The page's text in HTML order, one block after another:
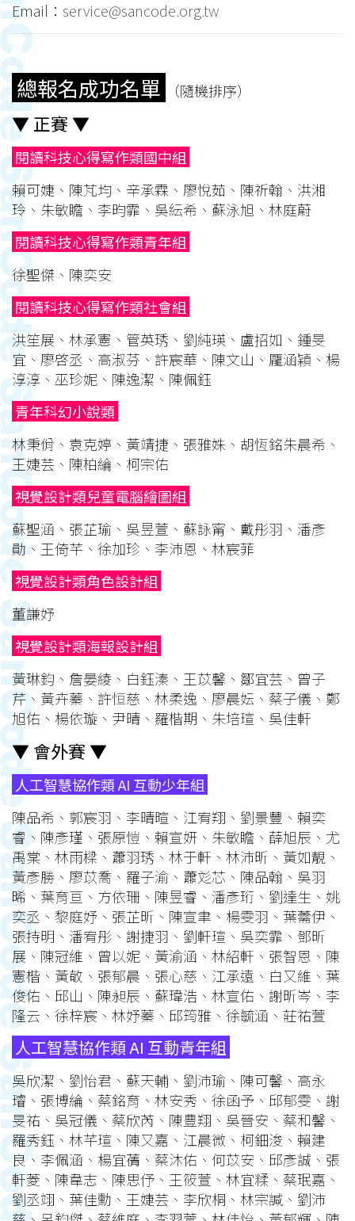
Email： service@sancode.org.tw
總報名成功名單 （隨機排序）
▼ 正賽 ▼
閱讀科技心得寫作類國中組
賴可婕、陳芃均、辛承霖、廖悅茹、陳祈翰、洪湘
玲、朱敏瞻、李昀霏、吳紜希、蘇泳旭、林庭蔚
閱讀科技心得寫作類青年組
徐聖傑、陳奕安
閱讀科技心得寫作類社會組
洪笙展、林承憲、管英琇、劉純瑛、盧招如、鍾旻
宜、廖啓丞、高淑芬、許宸華、陳文山、龎涵穎、楊
淳淳、巫珍妮、陳逸潔、陳佩鈺
青年科幻小說類
林秉佾、袁克婷、黃靖捷、張雅姝、胡恆銘朱晨希、
王婕芸、陳柏綸、柯宗佑
視覺設計類兒童電腦繪圖組
蘇聖涵、張芷瑜、吳昱萱、蘇詠甯、戴彤羽、潘彥
勛、王倚芊、徐加珍、李沛恩、林宸菲
視覺設計類角色設計組
董謙妤
視覺設計類海報設計組
黃琳鈞、詹晏綾、白鈺溱、王苡馨、鄒宜芸、曾子
芹、黃卉蓁、許恒慈、林柔逸、廖晨妘、蔡子儀、鄭
旭佑、楊依璇、尹晴、羅楷期、朱培瑄、吳佳軒
▼ 會外賽 ▼
人工智慧協作類 AI 互動少年組
陳品希、郭宸羽、李晴暄、江宥翔、劉景豐、賴奕
睿、陳彥瑾、張原愷、賴宣妍、朱敏瞻、薛旭辰、尤
禹棠、林雨樑、蕭羽琇、林于軒、林沛昕、黃如靚、
黃彥勝、廖苡喬、羅子渝、蕭彣芯、陳品翰、吳羽
晞、葉育亘、方依珊、陳昱睿、潘彥珩、劉達生、姚
奕丞、黎庭妤、張芷昕、陳宣聿、楊雯羽、葉薷伊、
張持明、潘宥彤、謝捷羽、劉軒瑄、吳奕霏、鄧昕
展、陳冠維、曾以妮、黃渝涵、林紹軒、張智恩、陳
憲楷、黃敬、張郁晨、張心慈、江承遠、白又維、葉
俊佑、邱山、陳昶辰、蘇瑋浩、林宣佑、謝昕岑、李
隆云、徐梓宸、林妤蓁、邱筠雅、徐毓涵、莊祐萱
人工智慧協作類 AI 互動青年組
吳欣潔、劉怡君、蘇天輔、劉沛瑜、陳可馨、高永
璿、張博綸、蔡銘育、林安秀、徐函予、邱郁雯、謝
旻祐、吳冠儀、蔡欣芮、陳豊翔、吳晉安、蔡和馨、
羅秀鈺、林芊瑄、陳又嘉、江晨微、柯鈿浚、賴建
良、李佩涵、楊宜蒨、蔡沐佑、何苡安、邱彥誠、張
軒菱、陳韋志、陳思伃、王筱萱、林宜糅、蔡珉嘉、
劉丞翊、葉佳勳、王婕芸、李欣桐、林宗諴、劉沛